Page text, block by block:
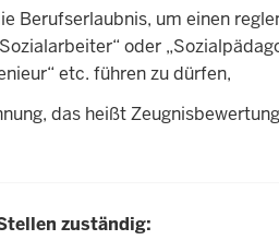
Berufserlaubnis, um einen
oder
etc. führen zu dürfen,
das heißt
zuständig: